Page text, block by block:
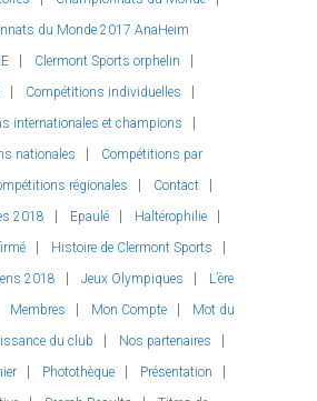
du Monde 2017 AnaHeim
Clermont Sports orphelin
Compétitions individuelles
internationales et champions
nationales
Compétitions par
régionales
Contact
2018
Epaulé
Haltérophilie
Histoire de Clermont Sports
2018
Jeux Olympiques
L’ère
Membres Mon Compte
Mot du
du club
Nos partenaires
Photothèque
Présentation